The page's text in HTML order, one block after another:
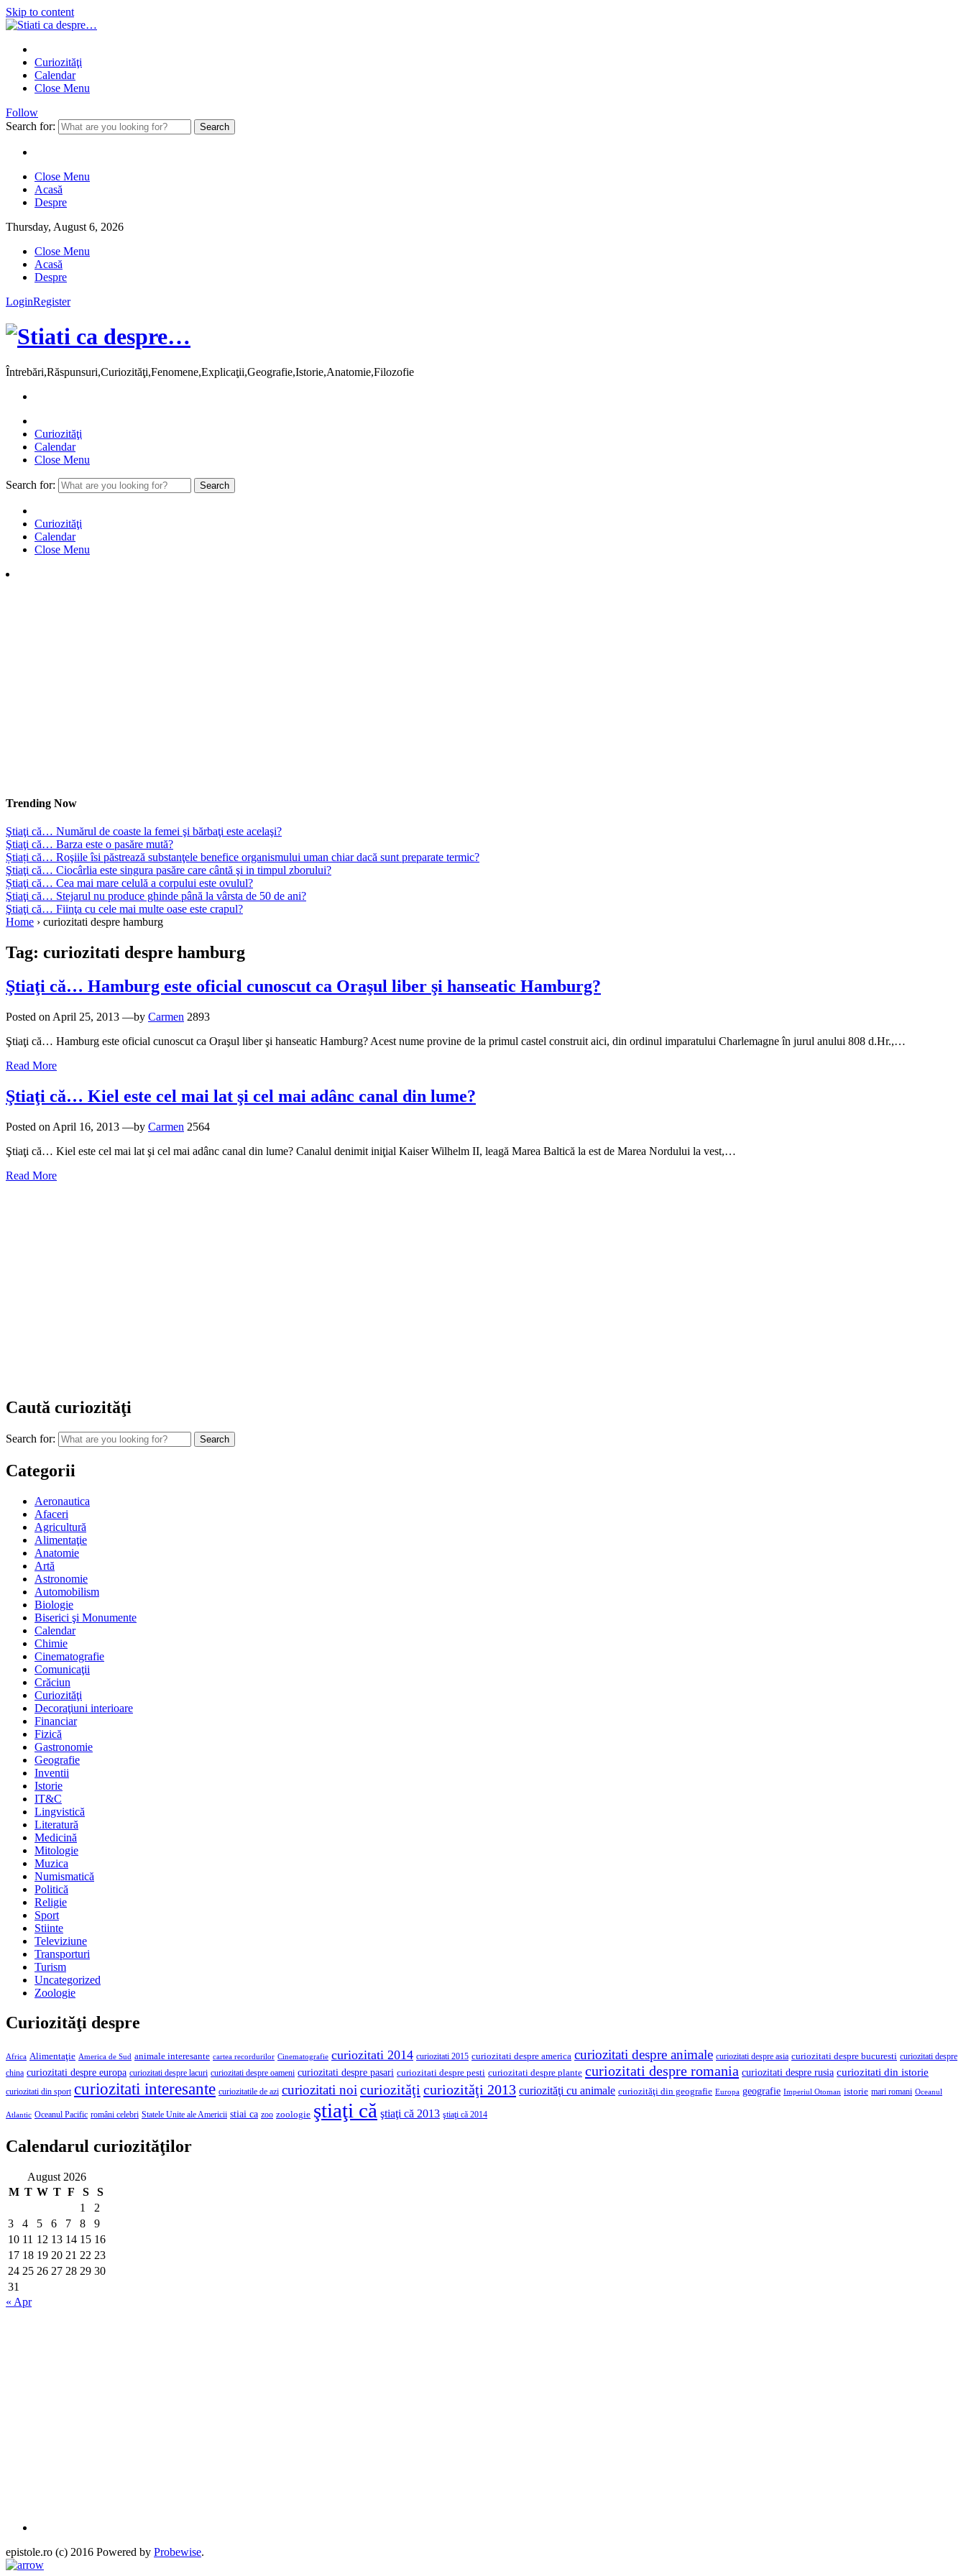
Skip to content
Curiozităţi
Calendar
Close Menu
Follow
Search for:
Close Menu
Acasă
Despre
Thursday, August 6, 2026
Close Menu
Acasă
Despre
LoginRegister
Întrebări,Răspunsuri,Curiozităţi,Fenomene,Explicaţii,Geografie,Istorie,Anatomie,Filozofie
Curiozităţi
Calendar
Close Menu
Search for:
Curiozităţi
Calendar
Close Menu
Trending Now
Ştiaţi că… Numărul de coaste la femei şi bărbaţi este acelaşi?
Ştiaţi că… Barza este o pasăre mută?
Știați că… Roşiile îsi păstrează substanţele benefice organismului uman chiar dacă sunt preparate termic?
Ştiaţi că… Ciocârlia este singura pasăre care cântă şi in timpul zborului?
Știaţi că… Cea mai mare celulă a corpului este ovulul?
Ştiaţi că… Stejarul nu produce ghinde până la vârsta de 50 de ani?
Ştiaţi că… Fiinţa cu cele mai multe oase este crapul?
Home › curiozitati despre hamburg
Tag: curiozitati despre hamburg
Ştiaţi că… Hamburg este oficial cunoscut ca Oraşul liber şi hanseatic Hamburg?
Posted on April 25, 2013 —by Carmen 2893
Ştiaţi că… Hamburg este oficial cunoscut ca Oraşul liber şi hanseatic Hamburg? Acest nume provine de la primul castel construit aici, din ordinul imparatului Charlemagne în jurul anului 808 d.Hr.,…
Read More
Ştiaţi că… Kiel este cel mai lat şi cel mai adânc canal din lume?
Posted on April 16, 2013 —by Carmen 2564
Ştiaţi că… Kiel este cel mai lat şi cel mai adânc canal din lume? Canalul denimit iniţial Kaiser Wilhelm II, leagă Marea Baltică la est de Marea Nordului la vest,…
Read More
Caută curiozităţi
Search for:
Categorii
Aeronautica
Afaceri
Agricultură
Alimentaţie
Anatomie
Artă
Astronomie
Automobilism
Biologie
Biserici şi Monumente
Calendar
Chimie
Cinematografie
Comunicaţii
Crăciun
Curiozităţi
Decoraţiuni interioare
Financiar
Fizică
Gastronomie
Geografie
Inventii
Istorie
IT&C
Lingvistică
Literatură
Medicină
Mitologie
Muzica
Numismatică
Politică
Religie
Sport
Stiinte
Televiziune
Transporturi
Turism
Uncategorized
Zoologie
Curiozităţi despre
Africa Alimentaţie America de Sud animale interesante cartea recordurilor Cinematografie curiozitati 2014 curiozitati 2015 curiozitati despre america curiozitati despre animale curiozitati despre asia curiozitati despre bucuresti curiozitati despre
china curiozitati despre europa curiozitati despre lacuri curiozitati despre oameni curiozitati despre pasari curiozitati despre pesti curiozitati despre plante curiozitati despre romania curiozitati despre rusia curiozitati din istorie
curiozitati din sport curiozitati interesante curiozitatile de azi curiozitati noicuriozităţi curiozităţi 2013 curiozităţi cu animale curiozităţi din geografie Europa geografie Imperiul Otoman istorie mari romani Oceanul
Atlantic Oceanul Pacific români celebri Statele Unite ale Americii stiai ca zoo zoologie ştiaţi că ştiaţi că 2013 ştiaţi că 2014
Calendarul curiozităţilor
August 2026
M T W T F S
S
1
2
3
4 5 6 7 8
9
10 11 12 13 14 15 16
17 18 19 20 21 22 23
24 25 26 27 28 29 30
31
« Apr
epistole.ro (c) 2016 Powered by Probewise.